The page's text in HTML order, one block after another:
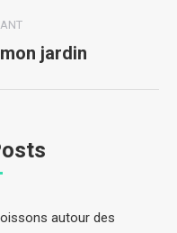
jardin
autour des